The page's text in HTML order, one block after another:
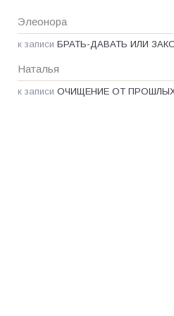
Элеонора
к записи БРАТЬ-ДАВАТЬ ИЛИ
Наталья
к записи ОЧИЩЕНИЕ ОТ